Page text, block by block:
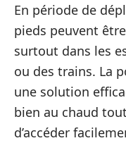
En période de
pieds peuvent
surtout dans les
ou des trains. La
une solution
bien au chaud
d’accéder